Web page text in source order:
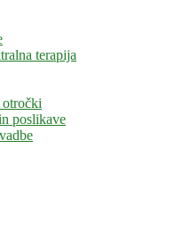
terapija
otročki
poslikave